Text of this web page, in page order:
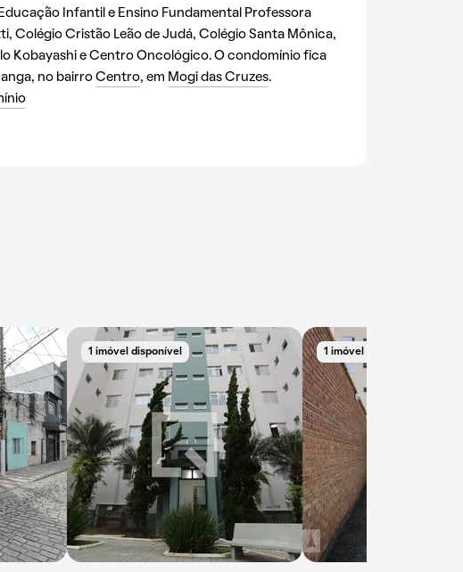
Infantil e Ensino Fundamental Professora
Colégio Cristão Leão de Judá, Colégio Santa Mônica,
Kobayashi e Centro Oncológico. O condomínio fica
no bairro Centro, em Mogi das Cruzes.
1 imóvel disponível 1 imóvel disponível